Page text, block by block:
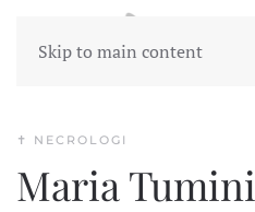
Skip to main content
✝︎ NECROLOGI
Maria Tumini